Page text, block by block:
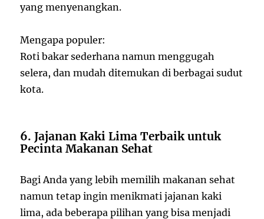
yang menyenangkan.
Mengapa populer:
Roti bakar sederhana namun menggugah
selera, dan mudah ditemukan di berbagai sudut
kota.
6. Jajanan Kaki Lima Terbaik untuk
Pecinta Makanan Sehat
Bagi Anda yang lebih memilih makanan sehat
namun tetap ingin menikmati jajanan kaki
lima, ada beberapa pilihan yang bisa menjadi